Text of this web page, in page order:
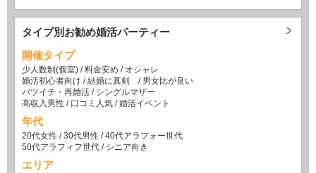
タイプ別お勧め婚活パーティー
開催タイプ
少人数制(個室) /料金安め / オシャレ
婚活初心者向け /結婚に真剣 / 男女比が良い
バツイチ・再婚活 / シングルマザー
高収入男性 / 口コミ人気 /婚活イベント
年代
20代女性 /30代男性 /40代アラフォー世代
50代アラフィフ世代 / シニア向き
エリア